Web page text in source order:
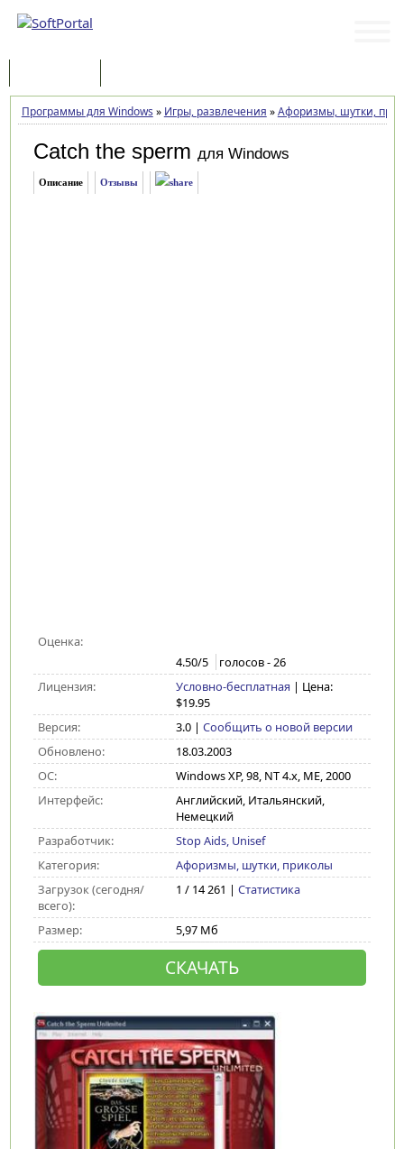
Программы для Windows » Игры, развлечения »Афоризмы, шутки,
Catch the sperm для Windows
Описание Отзывы
Оценка:
4.50/5 голосов -26
Лицензия:
Условно-бесплатная | Цена:
$19.95
Версия:
3.0| Сообщить о новой версии
Обновлено:
18.03.2003
ОС:
Windows XP, 98, NT 4.x, ME, 2000
Интерфейс:
Английский, Итальянский,
Немецкий
Разработчик:
Stop Aids, Unisef
Категория:
Афоризмы, шутки, приколы
Загрузок (сегодня/
всего):
1 / 14 261 | Статистика
Размер: 5,97 Мб
СКАЧАТЬ